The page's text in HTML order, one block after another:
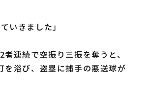
いきました」
連続で空振り三振を奪うと、
浴び、盗塁に捕手の悪送球が